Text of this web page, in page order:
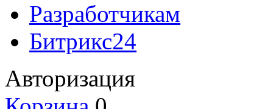
Разработчикам
Битрикс24
Авторизация